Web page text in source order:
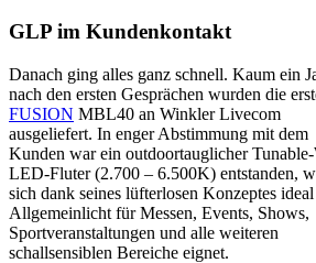
GLP im Kundenkontakt
Danach ging alles ganz schnell. Kaum ein
nach den ersten Gesprächen wurden die
FUSION MBL40 an Winkler Livecom
ausgeliefert. In enger Abstimmung mit dem
Kunden war ein outdoortauglicher
LED-Fluter (2.700 – 6.500K) entstanden,
sich dank seines lüfterlosen Konzeptes
Allgemeinlicht für Messen, Events, Shows,
Sportveranstaltungen und alle weiteren
schallsensiblen Bereiche eignet.